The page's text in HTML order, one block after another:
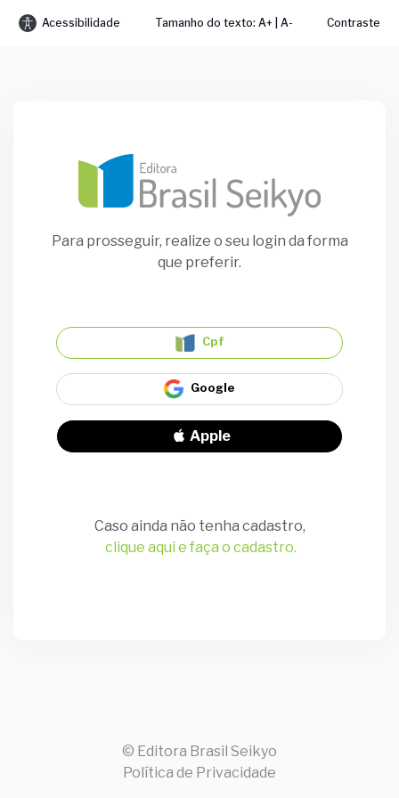
Acessibilidade Tamanho do texto: A+ | A- Contraste
Para prosseguir, realize o seu login da forma
que preferir.
Cpf
Google
Apple
Caso ainda não tenha cadastro,
clique aqui e faça o cadastro.
© Editora Brasil Seikyo
Política de Privacidade